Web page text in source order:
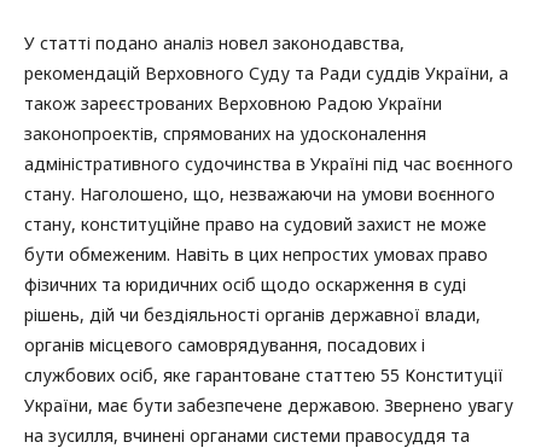
У статті подано аналіз новел законодавства,
рекомендацій Верховного Суду та Ради суддів України, а
також зареєстрованих Верховною Радою України
законопроектів, спрямованих на удосконалення
адміністративного судочинства в Україні під час воєнного
стану. Наголошено, що, незважаючи на умови воєнного
стану, конституційне право на судовий захист не може
бути обмеженим. Навіть в цих непростих умовах право
фізичних та юридичних осіб щодо оскарження в суді
рішень, дій чи бездіяльності органів державної влади,
органів місцевого самоврядування, посадових і
службових осіб, яке гарантоване статтею 55 Конституції
України, має бути забезпечене державою. Звернено увагу
на зусилля, вчинені органами системи правосуддя та